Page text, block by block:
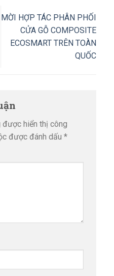
MỜI HỢP TÁC PHÂN PHỐI
CỬA GỖ COMPOSITE
ECOSMART TRÊN TOÀN
QUỐC
được hiển thị công
được đánh dấu *